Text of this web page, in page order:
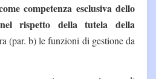
competenza esclusiva dello
rispetto della tutela della
(par. b) le funzioni di gestione da